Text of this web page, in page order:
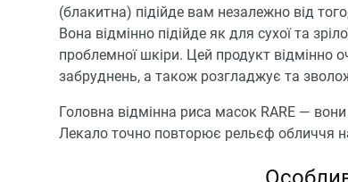
(блакитна) підійде вам незалежно від
Вона відмінно підійде як для сухої та
проблемної шкіри. Цей продукт відмінно
забруднень, а також розгладжує та
Головна відмінна риса масок RARE —
Лекало точно повторює рельєф обличчя